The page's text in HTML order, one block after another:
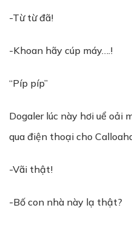
-Từ từ đã!
-Khoan hãy cúp máy….!
“Píp píp”
Dogaler lúc này hơi uể oải
qua điện thoại cho
-Vãi thật!
-Bố con nhà này lạ thật?